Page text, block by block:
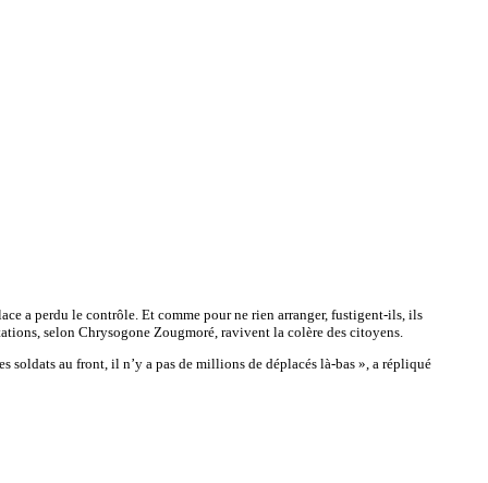
a perdu le contrôle. Et comme pour ne rien arranger, fustigent-ils, ils
selon Chrysogone Zougmoré, ravivent la colère des citoyens.
soldats au front, il n’y a pas de millions de déplacés là-bas », a répliqué